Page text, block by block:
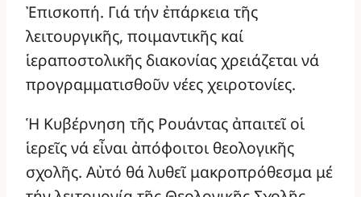
Ἐπισκοπή. Γιά τήν ἐπάρκεια τῆς
λειτουργικῆς, ποιμαντικῆς καί
ἱεραποστολικῆς διακονίας χρειάζεται νά
προγραμματισθοῦν νέες χειροτονίες.
Ἡ Κυβέρνηση τῆς Ρουάντας ἀπαιτεῖ οἱ
ἱερεῖς νά εἶναι ἀπόφοιτοι θεολογικῆς
σχολῆς. Αὐτό θά λυθεῖ μακροπρόθεσμα μέ